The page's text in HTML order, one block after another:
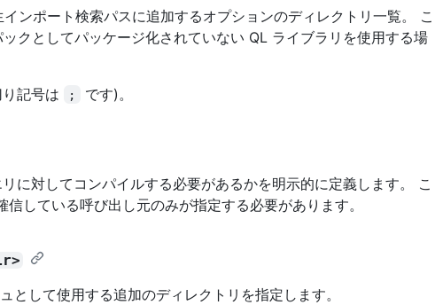
ンポート検索パスに追加するオプションのディレクトリ一覧。 こ
クとしてパッケージ化されていない QL ライブラリを使用する場
記号は
; です)。
に対してコンパイルする必要があるかを明示的に定義します。 こ
している呼び出し元のみが指定する必要があります。
として使用する追加のディレクトリを指定します。